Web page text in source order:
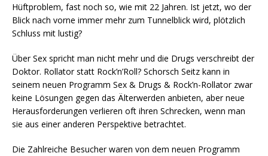
Hüftproblem, fast noch so, wie mit 22 Jahren. Ist jetzt, wo der
Blick nach vorne immer mehr zum Tunnelblick wird, plötzlich
Schluss mit lustig?
Über Sex spricht man nicht mehr und die Drugs verschreibt der
Doktor. Rollator statt Rock’n’Roll? Schorsch Seitz kann in
seinem neuen Programm Sex & Drugs & Rock’n-Rollator zwar
keine Lösungen gegen das Älterwerden anbieten, aber neue
Herausforderungen verlieren oft ihren Schrecken, wenn man
sie aus einer anderen Perspektive betrachtet.
Die Zahlreiche Besucher waren von dem neuen Programm